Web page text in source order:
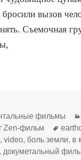
вызов
Съемочная
фильмы
Zen-фильм
,video, боль земли, в
, докуметальный